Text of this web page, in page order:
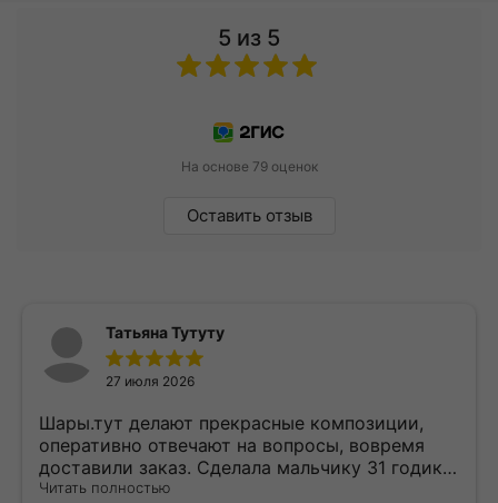
5 из 5
На основе 79 оценок
Оставить отзыв
Татьяна Тутуту
27 июля 2026
Шары.тут делают прекрасные композиции,
оперативно отвечают на вопросы, вовремя
доставили заказ. Сделала мальчику 31 годик
сюрприз, был такой счастливый! Балуйте
Читать полностью